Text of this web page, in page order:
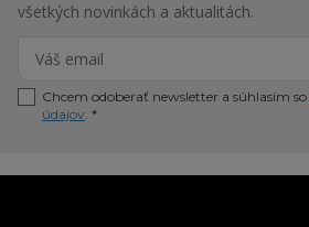
všetkých novinkách a aktualitách.
Chcem odoberať newsletter a súhlasím so
údajov. *